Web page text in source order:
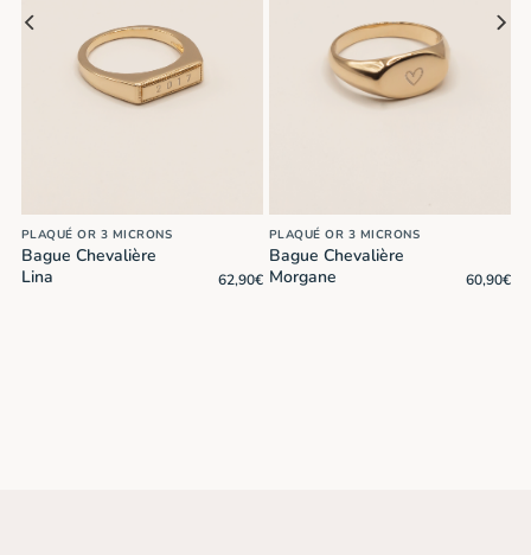
PLAQUÉ OR 3 MICRONS
Bague Chevalière
Lina
62,90€
PLAQUÉ OR 3 MICRONS
Bague Chevalière
Morgane
60,90€